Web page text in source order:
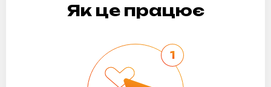
Як це працює
1